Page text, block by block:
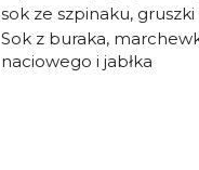
sok ze szpinaku,
Sok z buraka,
naciowego i jabłka